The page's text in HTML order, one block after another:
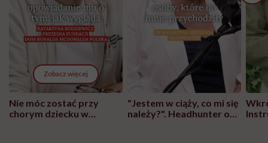
Zobacz więcej
Nie móc zostać przy
chorym dziecku w
"Jestem w ciąży, co mi się
należy?". Headhunter o